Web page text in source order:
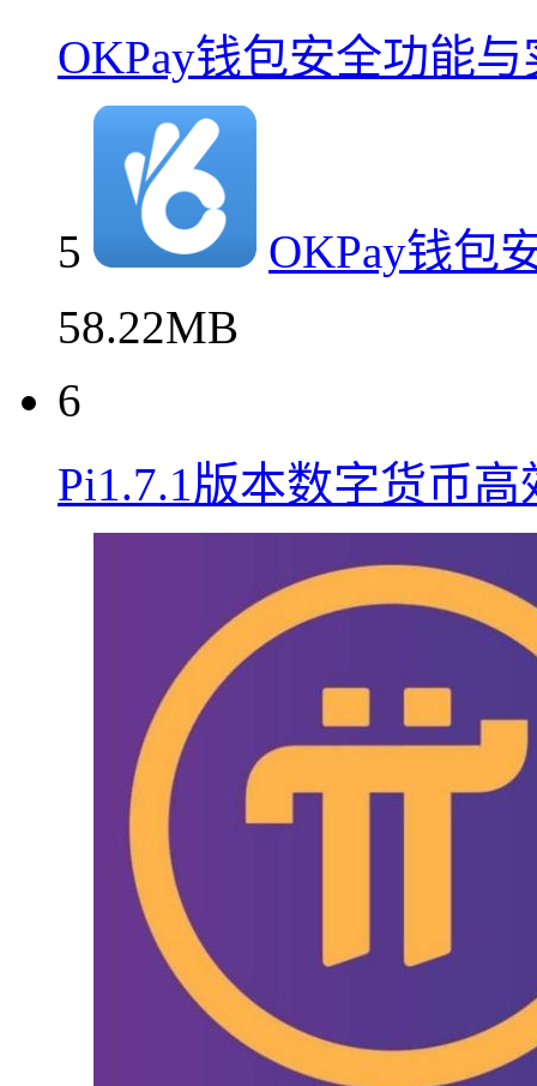
OKPay钱包安全功能
5
OKPay钱包
58.22MB
6
Pi1.7.1版本数字货币